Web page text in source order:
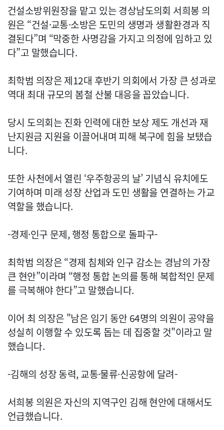
건설소방위원장을 맡고 있는 경상남도의회 서희봉 의
원은 “건설·교통·소방은 도민의 생명과 생활환경과 직
결된다”며 “막중한 사명감을 가지고 의정에 임하고 있
다”고 말했습니다.
최학범 의장은 제12대 후반기 의회에서 가장 큰 성과로
역대 최대 규모의 봄철 산불 대응을 꼽았습니다.
당시 도의회는 진화 인력에 대한 보상 제도 개선과 재
난지원금 지원을 이끌어내며 피해 복구에 힘을 보탰습
니다.
또한 사천에서 열린 ‘우주항공의 날’ 기념식 유치에도
기여하며 미래 성장 산업과 도민 생활을 연결하는 가교
역할을 했습니다.
-경제·인구 문제, 행정 통합으로 돌파구-
최학범 의장은 “경제 침체와 인구 감소는 경남의 가장
큰 현안”이라며 “행정 통합 논의를 통해 복합적인 문제
를 극복해야 한다”고 말했습니다.
이어 최 의장은 "남은 임기 동안 64명의 의원이 공약을
성실히 이행할 수 있도록 돕는 데 집중할 것"이라고 말
했습니다.
-김해의 성장 동력, 교통·물류·신공항에 달려-
서희봉 의원은 자신의 지역구인 김해 현안에 대해서도
언급했습니다.